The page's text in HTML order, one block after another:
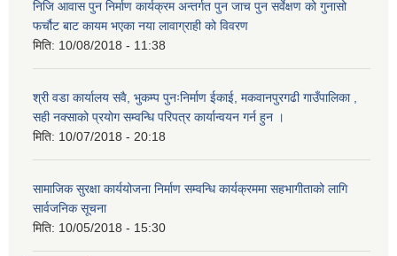
निजि आवास पुन निर्माण कार्यक्रम अन्तर्गत पुन जाच पुन सर्वेक्षण को गुनासो
फर्चौट बाट कायम भएका नया लावाग्राही को विवरण
मिति: 10/08/2018 - 11:38
श्री वडा कार्यालय सवै, भुकम्प पुनःनिर्माण ईकाई, मकवानपुरगढी गाउँपालिका ,
सही नक्साको प्रयोग सम्वन्धि परिपत्र कार्यान्वयन गर्न हुन ।
मिति: 10/07/2018 - 20:18
सामाजिक सुरक्षा कार्ययोजना निर्माण सम्वन्धि कार्यक्रममा सहभागीताको लागि
सार्वजनिक सूचना
मिति: 10/05/2018 - 15:30